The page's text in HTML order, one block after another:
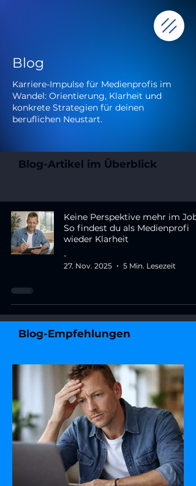
Blog
Karriere-Impulse für Medienprofis im
Wandel: Orientierung, Klarheit und
konkrete Strategien für deinen
beruflichen Neustart.
Blog-Artikel im Überblick
Keine Perspektive mehr im Job?
So findest du als Medienprofi
wieder Klarheit
-
27. Nov. 2025
5 Min. Lesezeit
Blog-Empfehlungen